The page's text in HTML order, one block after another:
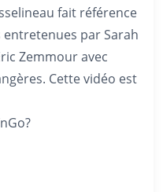
fait référence
par Sarah
Zemmour avec
Cette vidéo est